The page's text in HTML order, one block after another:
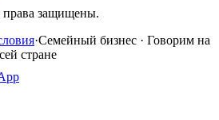
права защищены.
·Семейный бизнес · Говорим на
стране